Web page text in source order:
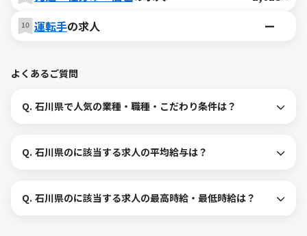
運転手の求人 ー
よくあるご質問
Q. 石川県で人気の業種・職種・こだわり条件は？
Q. 石川県のに該当する求人の平均給与は？
Q. 石川県のに該当する求人の最高時給・最低時給は？